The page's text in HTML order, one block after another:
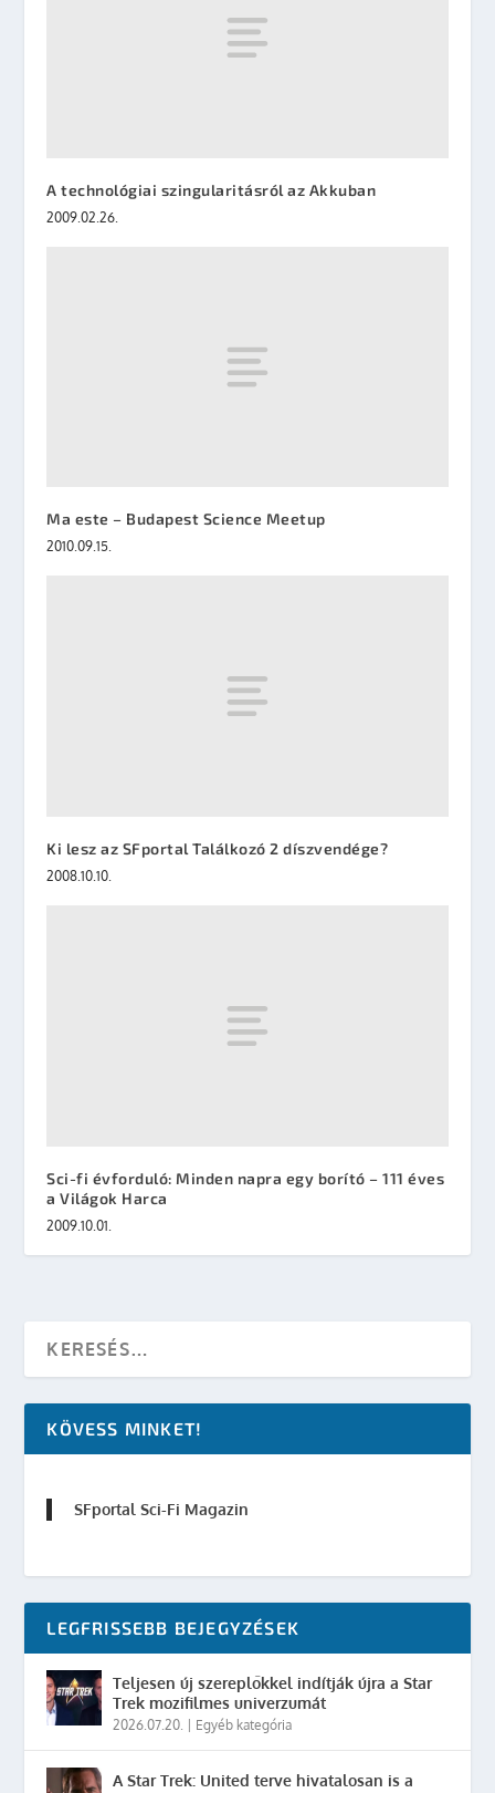
A technológiai szingularitásról az Akkuban
2009.02.26.
Ma este – Budapest Science Meetup
2010.09.15.
Ki lesz az SFportal Találkozó 2 díszvendége?
2008.10.10.
Sci-fi évforduló: Minden napra egy borító – 111 éves
a Világok Harca
2009.10.01.
KÖVESS MINKET!
SFportal Sci-Fi Magazin
LEGFRISSEBB BEJEGYZÉSEK
Teljesen új szereplőkkel indítják újra a Star
Trek mozifilmes univerzumát
2026.07.20. Egyéb kategória
A Star Trek: United terve hivatalosan is a